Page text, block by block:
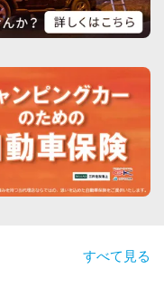
すべて見る